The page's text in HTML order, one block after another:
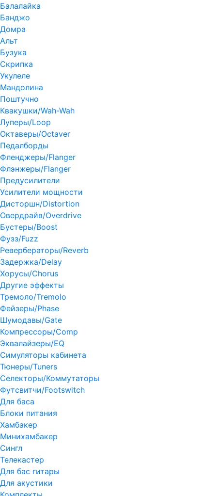
Балалайка
Банджо
Домра
Альт
Бузука
Скрипка
Укулеле
Мандолина
Поштучно
Квакушки/Wah-Wah
Луперы/Loop
Октаверы/Octaver
Педалборды
Фленджеры/Flanger
Флэнжеры/Flanger
Предусилители
Усилители мощности
Дисторшн/Distortion
Овердрайв/Overdrive
Бустеры/Boost
Фузз/Fuzz
Ревербераторы/Reverb
Задержка/Delay
Хорусы/Chorus
Другие эффекты
Тремоло/Tremolo
Фейзеры/Phase
Шумодавы/Gate
Компрессоры/Comp
Эквалайзеры/EQ
Симуляторы кабинета
Тюнеры/Tuners
Селекторы/Коммутаторы
Футсвитчи/Footswitch
Для баса
Блоки питания
Хамбакер
Минихамбакер
Сингл
Телекастер
Для бас гитары
Для акустики